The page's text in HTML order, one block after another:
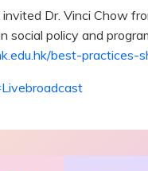
Dr. Vinci Chow
social policy and
best-practices-
Livebroadcast